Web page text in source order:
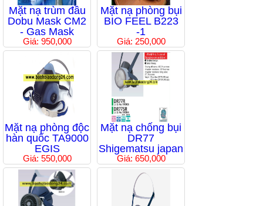
Mặt nạ trùm đầu
Dobu Mask CM2
- Gas Mask
Giá: 950,000
Mặt nạ phòng bụi
BIO FEEL B223
-1
Giá: 250,000
Mặt nạ phòng độc
hàn quốc TA9000
EGIS
Giá: 550,000
Mặt nạ chống bụi
DR77
Shigematsu japan
Giá: 650,000